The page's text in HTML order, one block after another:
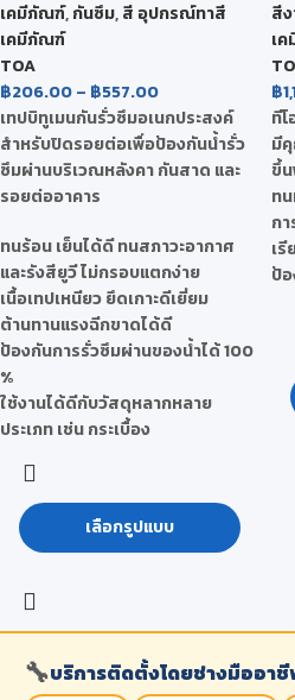
เคมีภัณฑ์,กันซึม,สี อุปกรณ์ทาสี
เคมีภัณฑ์
TOA
฿206.00– ฿557.00
เทปบิทูเมนกันรั่วซึมอเนกประสงค์
สำหรับปิดรอยต่อเพื่อป้องกันน้ำรั่ว
ซึมผ่านบริเวณหลังคา กันสาด และ
รอยต่ออาคาร
ทนร้อน เย็นได้ดี ทนสภาวะอากาศ
และรังสียูวี ไม่กรอบแตกง่าย
เนื้อเทปเหนียว ยึดเกาะดีเยี่ยม
ต้านทานแรงฉีกขาดได้ดี
ป้องกันการรั่วซึมผ่านของน้ำได้ 100
%
ใช้งานได้ดีกับวัสดุหลากหลาย
ประเภท เช่น กระเบื้อง
เลือกรูปแบบ
สี
เ
฿
ที
มี
ขึ้
ท
ก
เ
ป้
🔧บริการติดตั้งโดยช่างมืออา